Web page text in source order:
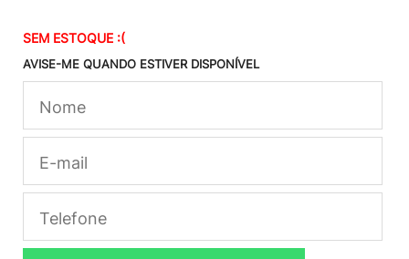
SEM ESTOQUE :(
AVISE-ME QUANDO ESTIVER DISPONÍVEL